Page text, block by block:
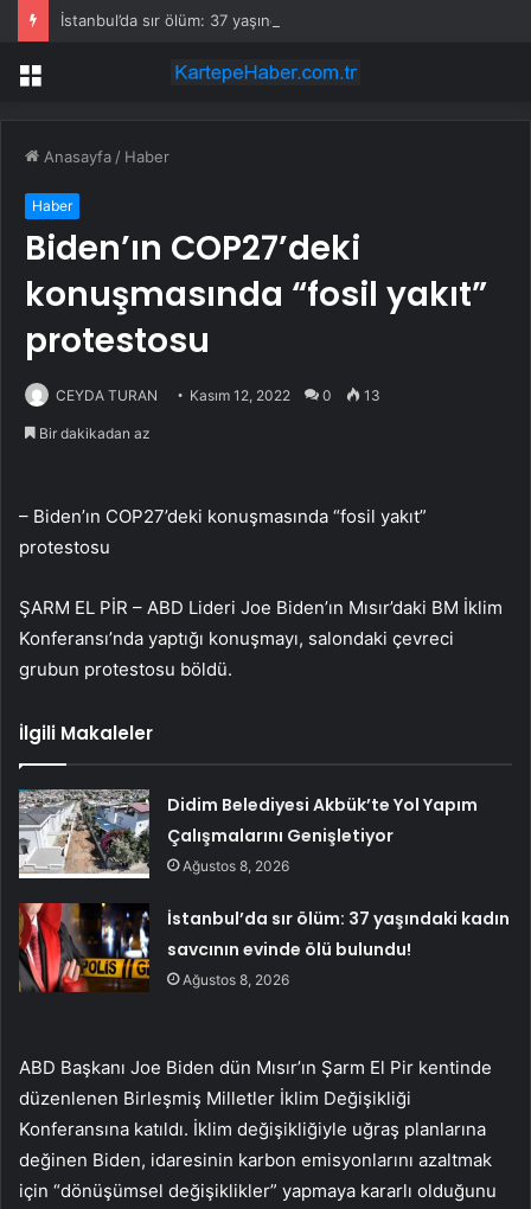
Menü
Anasayfa / Haber
Haber
Biden’ın COP27’deki
konuşmasında “fosil yakıt”
protestosu
CEYDA TURAN Kasım 12, 2022 0 13
Bir dakikadan az
– Biden’ın COP27’deki konuşmasında “fosil yakıt”
protestosu
ŞARM EL PİR – ABD Lideri Joe Biden’ın Mısır’daki BM İklim
Konferansı’nda yaptığı konuşmayı, salondaki çevreci
grubun protestosu böldü.
İlgili Makaleler
Didim Belediyesi Akbük’te Yol Yapım
Çalışmalarını Genişletiyor
Ağustos 8, 2026
İstanbul’da sır ölüm: 37 yaşındaki kadın
savcının evinde ölü bulundu!
Ağustos 8, 2026
ABD Başkanı Joe Biden dün Mısır’ın Şarm El Pir kentinde
düzenlenen Birleşmiş Milletler İklim Değişikliği
Konferansına katıldı. İklim değişikliğiyle uğraş planlarına
değinen Biden, idaresinin karbon emisyonlarını azaltmak
için “dönüşümsel değişiklikler” yapmaya kararlı olduğunu